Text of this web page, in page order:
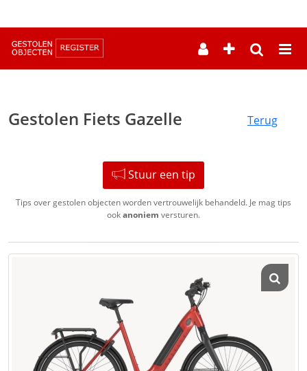
Gestolen Fiets Gazelle Terug
Stuur een tip
Tips over gestolen objecten worden vertrouwelijk behandeld. Je mag tips
ookanoniem versturen.